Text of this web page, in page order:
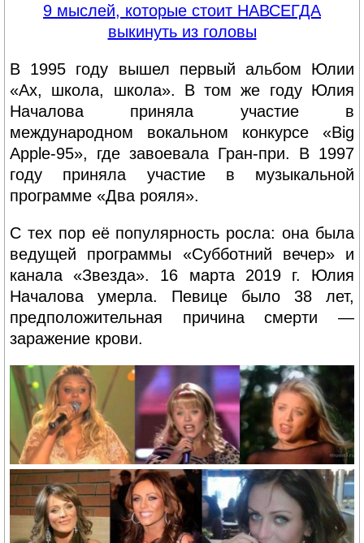
9 мыслей, которые стоит НАВСЕГДА
выкинуть из головы
В 1995 году вышел первый альбом Юлии
«Ах, школа, школа». В том же году Юлия
Началова приняла участие в
международном вокальном конкурсе «Big
Apple-95», где завоевала Гран-при. В 1997
году приняла участие в музыкальной
программе «Два рояля».
С тех пор её популярность росла: она была
ведущей программы «Субботний вечер» и
канала «Звезда». 16 марта 2019 г. Юлия
Началова умерла. Певице было 38 лет,
предположительная причина смерти —
заражение крови.